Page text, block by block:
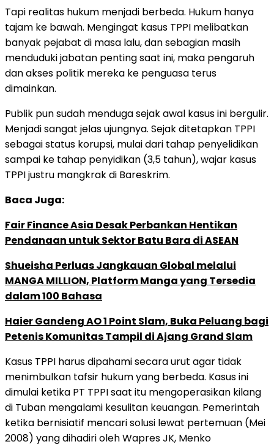
Tapi realitas hukum menjadi berbeda. Hukum hanya
tajam ke bawah. Mengingat kasus TPPI melibatkan
banyak pejabat di masa lalu, dan sebagian masih
menduduki jabatan penting saat ini, maka pengaruh
dan akses politik mereka ke penguasa terus
dimainkan.
Publik pun sudah menduga sejak awal kasus ini bergulir.
Menjadi sangat jelas ujungnya. Sejak ditetapkan TPPI
sebagai status korupsi, mulai dari tahap penyelidikan
sampai ke tahap penyidikan (3,5 tahun), wajar kasus
TPPI justru mangkrak di Bareskrim.
Baca Juga:
Fair Finance Asia Desak Perbankan Hentikan
Pendanaan untuk Sektor Batu Bara di ASEAN
Shueisha Perluas Jangkauan Global melalui
MANGA MILLION, Platform Manga yang Tersedia
dalam 100 Bahasa
Haier Gandeng AO 1 Point Slam, Buka Peluang bagi
Petenis Komunitas Tampil di Ajang Grand Slam
Kasus TPPI harus dipahami secara urut agar tidak
menimbulkan tafsir hukum yang berbeda. Kasus ini
dimulai ketika PT TPPI saat itu mengoperasikan kilang
di Tuban mengalami kesulitan keuangan. Pemerintah
ketika bernisiatif mencari solusi lewat pertemuan (Mei
2008) yang dihadiri oleh Wapres JK, Menko